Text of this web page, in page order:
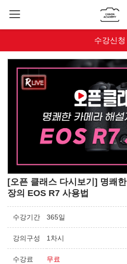
수강신청
[오픈 클래스 다시보기] 명쾌
장의 EOS R7 사용법
수강기간 365일
강의구성 1차시
수강료 무료